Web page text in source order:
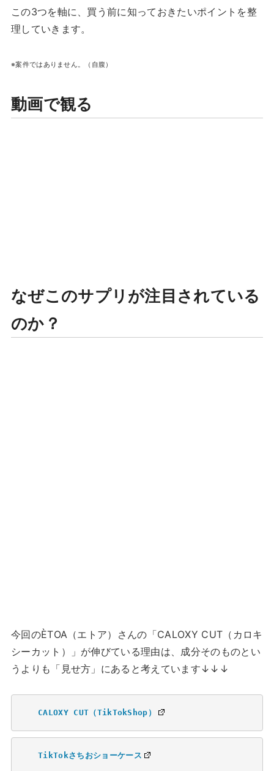
この3つを軸に、買う前に知っておきたいポイントを整
理していきます。
※案件ではありません。（自腹）
動画で観る
なぜこのサプリが注目されている
のか？
今回のÈTOA（エトア）さんの「CALOXY CUT（カロキ
シーカット）」が伸びている理由は、成分そのものとい
うよりも「見せ方」にあると考えています↓↓↓
CALOXY CUT（TikTokShop）
TikTokさちおショーケース